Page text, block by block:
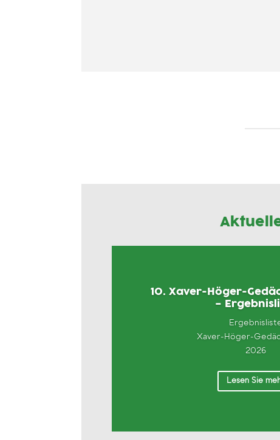
10. Xaver-Höger-
–
Xaver-Höger-
2026
Lesen Sie